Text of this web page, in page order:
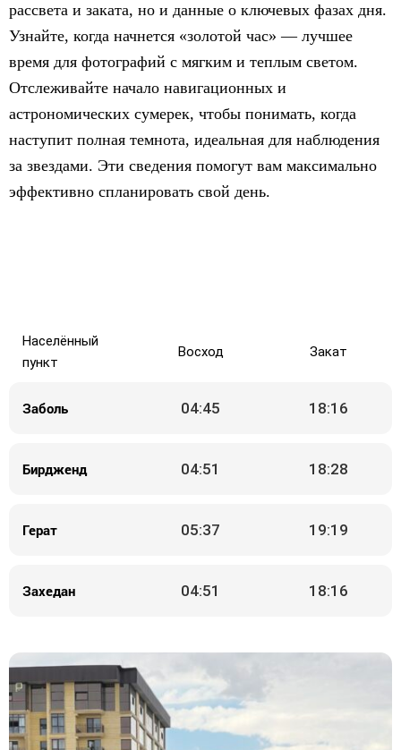
рассвета и заката, но и данные о ключевых фазах дня.
Узнайте, когда начнется «золотой час» — лучшее
время для фотографий с мягким и теплым светом.
Отслеживайте начало навигационных и
астрономических сумерек, чтобы понимать, когда
наступит полная темнота, идеальная для наблюдения
за звездами. Эти сведения помогут вам максимально
эффективно спланировать свой день.
Населённый
пункт
Восход Закат
Заболь 04:45 18:16
Бирдженд 04:51 18:28
Герат 05:37 19:19
Захедан 04:51 18:16